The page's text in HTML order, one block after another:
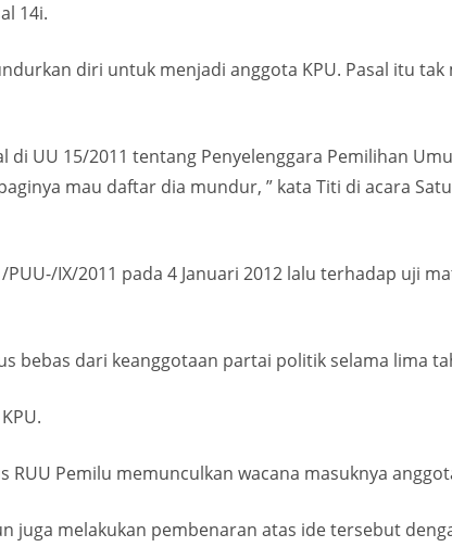
14i.
diri untuk menjadi anggota KPU. Pasal itu
UU 15/2011 tentang Penyelenggara Pemilihan
mau daftar dia mundur, ” kata Titi di acara
IX/2011 pada 4 Januari 2012 lalu terhadap uji
bebas dari keanggotaan partai politik selama lima
Pemilu memunculkan wacana masuknya
juga melakukan pembenaran atas ide tersebut